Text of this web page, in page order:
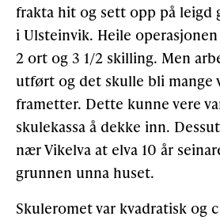
frakta hit og sett opp på leigd
i Ulsteinvik. Heile
2 ort og 3 1/2 skilling. Men
utført og det skulle bli mange
frametter. Dette kunne vere
skulekassa å dekke inn.
nær Vikelva at elva 10 år
grunnen unna huset.
Skuleromet var kvadratisk og